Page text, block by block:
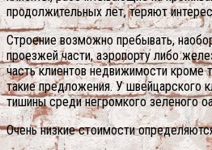
продолжительных лет, теряют
Строение возможно пребывать,
проезжей части, аэропорту либо
часть клиентов недвижимости кроме
такие предложения. У швейцарского
тишины среди негромкого зеленого
Очень низкие стоимости